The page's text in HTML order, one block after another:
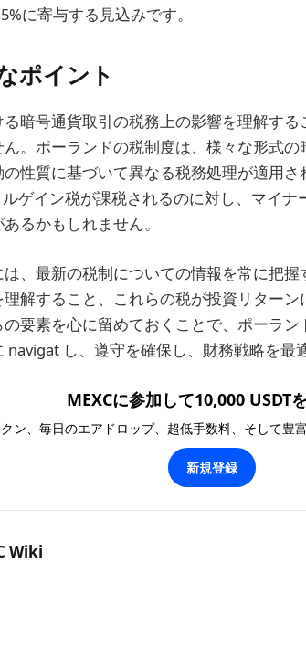
に寄与する見込みです。
ポイント
暗号通貨取引の税務上の影響を理解す
ん。ポーランドの税制度は、様々な形式
性質に基づいて異なる税務処理が適用
ゲイン税が課税されるのに対し、マイ
るかもしれません。
、最新の税制についての情報を常に把
解すること、これらの税が投資リター
の要素を心に留めておくことで、ポーラ
navigat し、遵守を確保し、財務戦略を最
MEXCに参加して10,000 USDT
ン、毎日のエアドロップ、超低手数料、そして豊
新規登録
Wiki